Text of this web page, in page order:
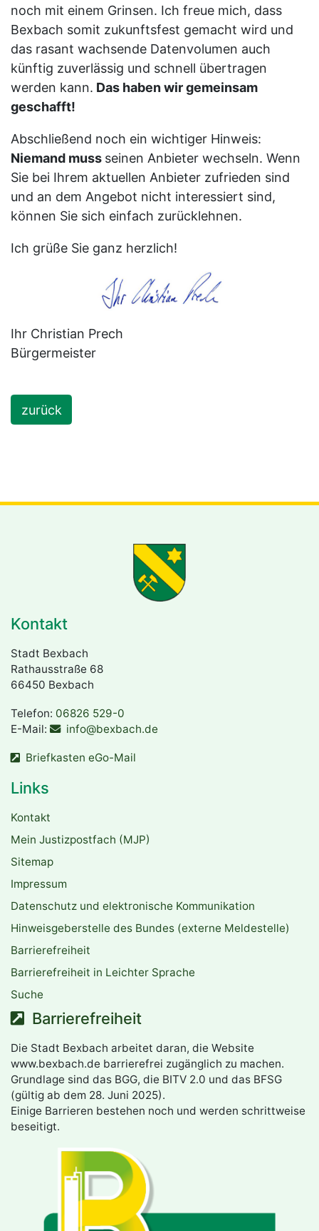
noch mit einem Grinsen. Ich freue mich, dass
Bexbach somit zukunftsfest gemacht wird und
das rasant wachsende Datenvolumen auch
künftig zuverlässig und schnell übertragen
werden kann. Das haben wir gemeinsam
geschafft!
Abschließend noch ein wichtiger Hinweis:
Niemand muss seinen Anbieter wechseln. Wenn
Sie bei Ihrem aktuellen Anbieter zufrieden sind
und an dem Angebot nicht interessiert sind,
können Sie sich einfach zurücklehnen.
Ich grüße Sie ganz herzlich!
Ihr Christian Prech
Bürgermeister
zurück
Kontakt
Stadt Bexbach
Rathausstraße 68
66450 Bexbach
Telefon: 06826 529-0
E-Mail:
info@bexbach.de
Briefkasten eGo-Mail
Links
Kontakt
Mein Justizpostfach (MJP)
Sitemap
Impressum
Datenschutz und elektronische Kommunikation
Hinweisgeberstelle des Bundes (externe Meldestelle)
Barrierefreiheit
Barrierefreiheit in Leichter Sprache
Suche
Barrierefreiheit
Die Stadt Bexbach arbeitet daran, die Website
www.bexbach.de barrierefrei zugänglich zu machen.
Grundlage sind das BGG, die BITV 2.0 und das BFSG
(gültig ab dem 28. Juni 2025).
Einige Barrieren bestehen noch und werden schrittweise
beseitigt.